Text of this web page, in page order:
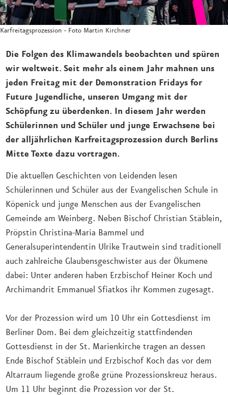
Karfreitagsprozession - Foto Martin Kirchner
Die Folgen des Klimawandels beobachten und spüren
wir weltweit. Seit mehr als einem Jahr mahnen uns
jeden Freitag mit der Demonstration Fridays for
Future Jugendliche, unseren Umgang mit der
Schöpfung zu überdenken. In diesem Jahr werden
Schülerinnen und Schüler und junge Erwachsene bei
der alljährlichen Karfreitagsprozession durch Berlins
Mitte Texte dazu vortragen.
Die aktuellen Geschichten von Leidenden lesen
Schülerinnen und Schüler aus der Evangelischen Schule in
Köpenick und junge Menschen aus der Evangelischen
Gemeinde am Weinberg. Neben Bischof Christian Stäblein,
Pröpstin Christina-Maria Bammel und
Generalsuperintendentin Ulrike Trautwein sind traditionell
auch zahlreiche Glaubensgeschwister aus der Ökumene
dabei: Unter anderen haben Erzbischof Heiner Koch und
Archimandrit Emmanuel Sfiatkos ihr Kommen zugesagt.
Vor der Prozession wird um 10 Uhr ein Gottesdienst im
Berliner Dom. Bei dem gleichzeitig stattfindenden
Gottesdienst in der St. Marienkirche tragen an dessen
Ende Bischof Stäblein und Erzbischof Koch das vor dem
Altarraum liegende große grüne Prozessionskreuz heraus.
Um 11 Uhr beginnt die Prozession vor der St.